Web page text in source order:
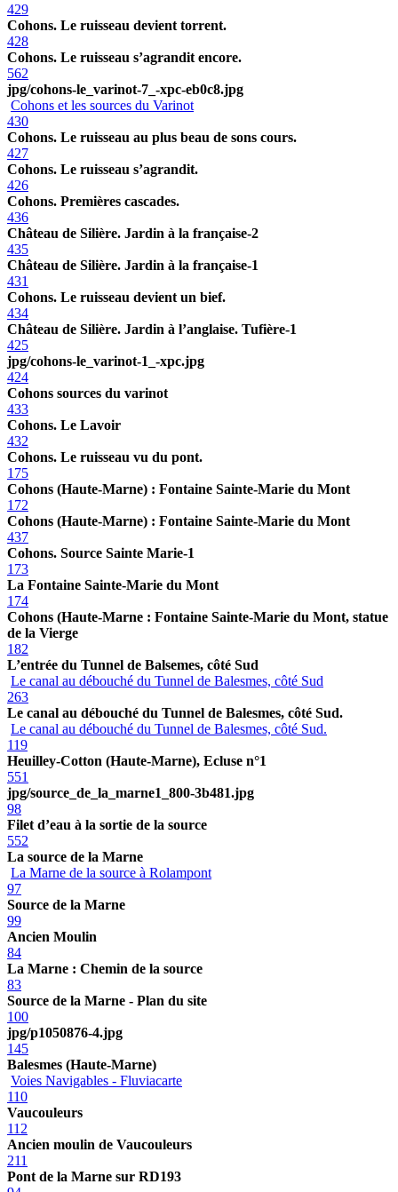
429
Cohons. Le ruisseau devient torrent.
428
Cohons. Le ruisseau s’agrandit encore.
562
jpg/cohons-le_varinot-7_-xpc-eb0c8.jpg
Cohons et les sources du Varinot
430
Cohons. Le ruisseau au plus beau de sons cours.
427
Cohons. Le ruisseau s’agrandit.
426
Cohons. Premières cascades.
436
Château de Silière. Jardin à la française-2
435
Château de Silière. Jardin à la française-1
431
Cohons. Le ruisseau devient un bief.
434
Château de Silière. Jardin à l’anglaise. Tufière-1
425
jpg/cohons-le_varinot-1_-xpc.jpg
424
Cohons sources du varinot
433
Cohons. Le Lavoir
432
Cohons. Le ruisseau vu du pont.
175
Cohons (Haute-Marne) : Fontaine Sainte-Marie du Mont
172
Cohons (Haute-Marne) : Fontaine Sainte-Marie du Mont
437
Cohons. Source Sainte Marie-1
173
La Fontaine Sainte-Marie du Mont
174
Cohons (Haute-Marne : Fontaine Sainte-Marie du Mont, statue
de la Vierge
182
L’entrée du Tunnel de Balsemes, côté Sud
Le canal au débouché du Tunnel de Balesmes, côté Sud
263
Le canal au débouché du Tunnel de Balesmes, côté Sud.
Le canal au débouché du Tunnel de Balesmes, côté Sud.
119
Heuilley-Cotton (Haute-Marne), Ecluse n°1
551
jpg/source_de_la_marne1_800-3b481.jpg
98
Filet d’eau à la sortie de la source
552
La source de la Marne
La Marne de la source à Rolampont
97
Source de la Marne
99
Ancien Moulin
84
La Marne : Chemin de la source
83
Source de la Marne - Plan du site
100
jpg/p1050876-4.jpg
145
Balesmes (Haute-Marne)
Voies Navigables - Fluviacarte
110
Vaucouleurs
112
Ancien moulin de Vaucouleurs
211
Pont de la Marne sur RD193